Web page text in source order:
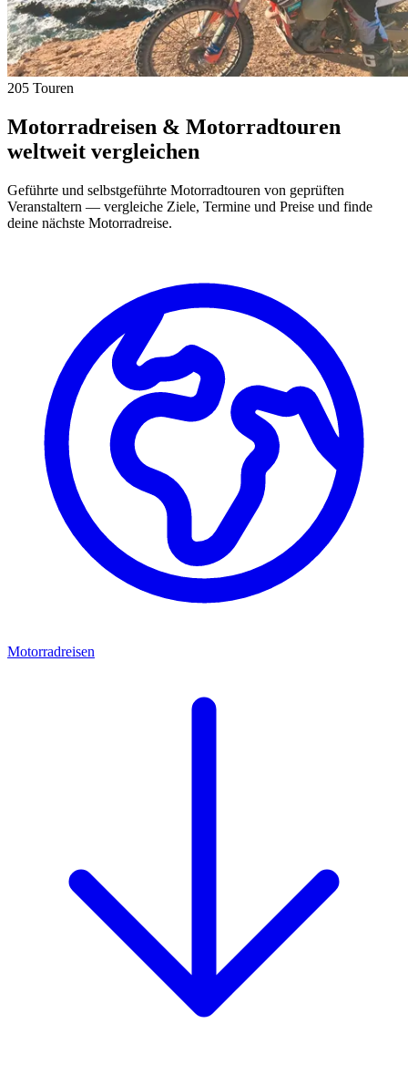
205 Touren
Motorradreisen & Motorradtouren
weltweit vergleichen
Geführte und selbstgeführte Motorradtouren von geprüften
Veranstaltern — vergleiche Ziele, Termine und Preise und finde
deine nächste Motorradreise.
Motorradreisen